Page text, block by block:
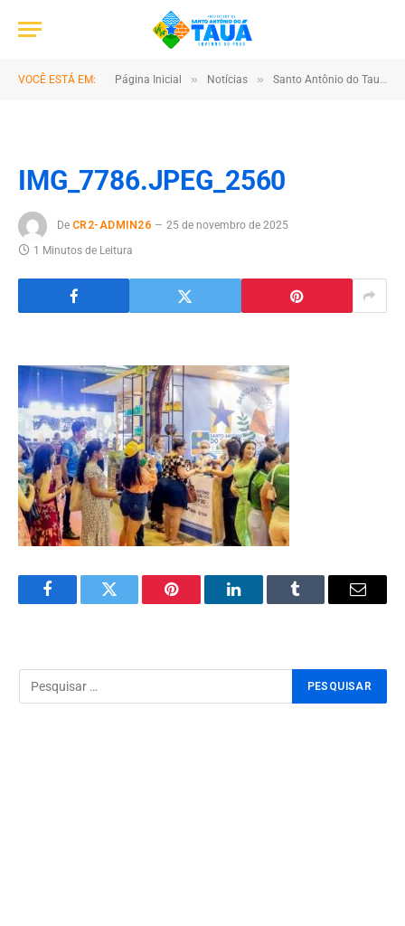
VOCÊ ESTÁ EM: Página Inicial » Notícias » Santo Antônio do Tauá é um dos grandes destaques do Pavilhão Pará – Municípios durante a COP30
IMG_7786.JPEG_2560
De CR2-ADMIN26
25 de novembro de 2025
1 Minutos de Leitura
FacebookTwitter Pinterest LinkedInTumblr Email